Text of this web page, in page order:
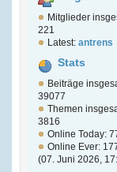
Mitglieder
221
Latest: antrens
Stats
Beiträge
39077
Themen
3816
Online Today:
Online Ever:
(07. Juni 2026,